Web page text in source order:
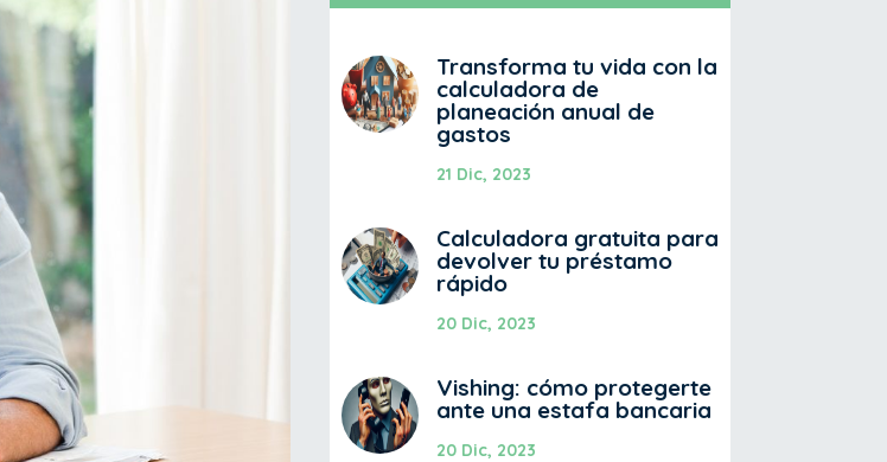
Transforma tu vida con la
calculadora de
planeación anual de
gastos
21 Dic, 2023
Calculadora gratuita para
devolver tu préstamo
rápido
20 Dic, 2023
Vishing: cómo protegerte
ante una estafa bancaria
20 Dic, 2023